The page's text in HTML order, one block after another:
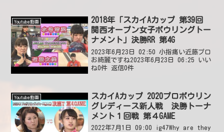
っくり投げてボールをみながらで...
Youtube動画
2018年「スカイAカップ 第39回
関西オープン女子ボウリングトー
ナメント」決勝RR 第4G
2023年6月23日 02:50 小指痛い近藤プロ
お綺麗ですね2023年6月23日 06:25 いい
ね0件 返信0件
Youtube動画
スカイAカップ 2020プロボウリン
グレディース新人戦 決勝トーナ
メント１回戦 第４GAME
2022年7月1日 09:00 ig47Why are they